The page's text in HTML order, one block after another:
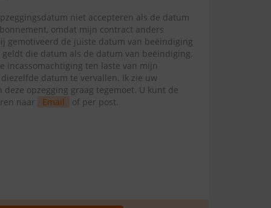
niet accepteren als de datum
omdat mijn contract anders
gemotiveerd de juiste datum van beëindiging
die datum als de datum van beëindiging.
incassomachtiging ten laste van mijn
datum te vervallen. Ik zie uw
opzegging graag tegemoet. U kunt de
naar
Email of per post.